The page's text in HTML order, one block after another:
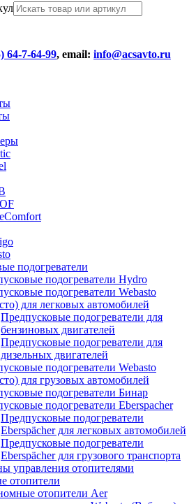
64-7-64-99, email: info@acsavto.ru
подогреватели
подогреватели Hydro
подогреватели Webasto
для легковых автомобилей
Предпусковые подогреватели для
бензиновых двигателей
Предпусковые подогреватели для
дизельных двигателей
подогреватели Webasto
для грузовых автомобилей
подогреватели Бинар
подогреватели Eberspacher
Предпусковые подогреватели
Eberspächer для легковых автомобилей
Предпусковые подогреватели
Eberspächer для грузового транспорта
управления отопителями
отопители
отопители Аer